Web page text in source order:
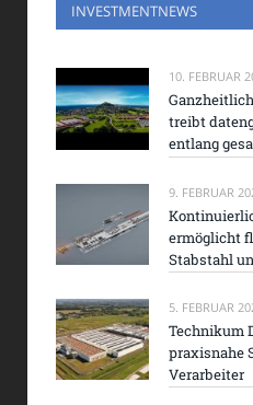
INVESTMENTNEWS
10. FEBRUAR
treibt
entlang
9. FEBRUAR
ermöglicht
Stabstahl
5. FEBRUAR
Technikum
praxisnahe
Verarbeiter